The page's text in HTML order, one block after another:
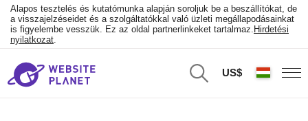
Alapos tesztelés és kutatómunka alapján soroljuk be a beszállítókat, de
a visszajelzéseidet és a szolgáltatókkal való üzleti megállapodásainkat
is figyelembe vesszük. Ez az oldal partnerlinkeket tartalmaz. Hirdetési
nyilatkozat.
US$